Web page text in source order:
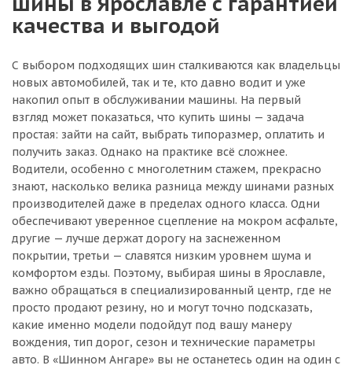
качества и выгодой
С выбором подходящих шин сталкиваются как владельцы
новых автомобилей, так и те, кто давно водит и уже
накопил опыт в обслуживании машины. На первый
взгляд может показаться, что купить шины — задача
простая: зайти на сайт, выбрать типоразмер, оплатить и
получить заказ. Однако на практике всё сложнее.
Водители, особенно с многолетним стажем, прекрасно
знают, насколько велика разница между шинами разных
производителей даже в пределах одного класса. Одни
обеспечивают уверенное сцепление на мокром асфальте,
другие — лучше держат дорогу на заснеженном
покрытии, третьи — славятся низким уровнем шума и
комфортом езды. Поэтому, выбирая шины в Ярославле,
важно обращаться в специализированный центр, где не
просто продают резину, но и могут точно подсказать,
какие именно модели подойдут под вашу манеру
вождения, тип дорог, сезон и технические параметры
авто. В «Шинном Ангаре» вы не останетесь один на один с